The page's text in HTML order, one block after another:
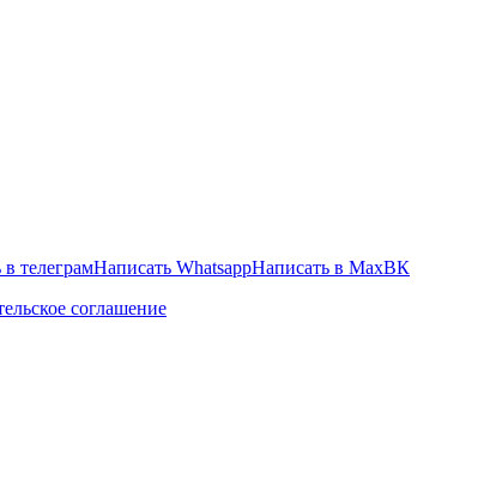
телеграмНаписать WhatsappНаписать в MaxВК
соглашение